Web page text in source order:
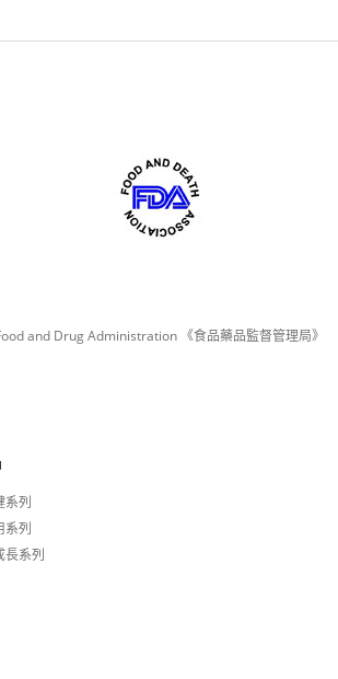
and Drug Administration 《食品藥品監督管理局》
系列
系列
長系列